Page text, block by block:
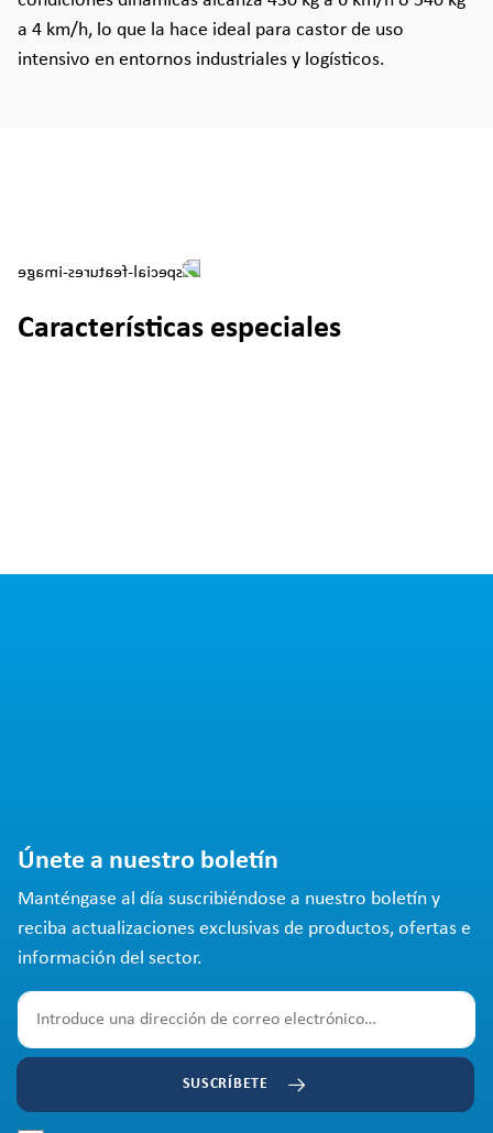
a 4 km/h, lo que la hace ideal para castor de uso
intensivo en entornos industriales y logísticos.
Características especiales
Únete a nuestro boletín
Manténgase al día suscribiéndose a nuestro boletín y
reciba actualizaciones exclusivas de productos, ofertas e
información del sector.
SUSCRÍBETE